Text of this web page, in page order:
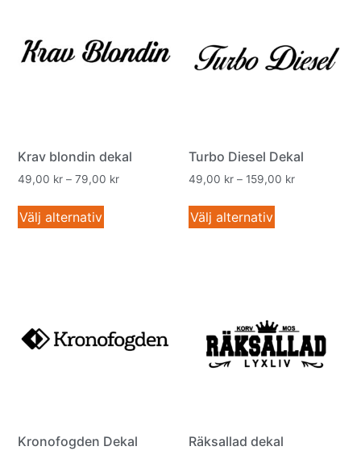
Krav blondin dekal
49,00 kr – 79,00 kr
Välj alternativ
Turbo Diesel Dekal
49,00 kr – 159,00 kr
Välj alternativ
Kronofogden Dekal Räksallad dekal